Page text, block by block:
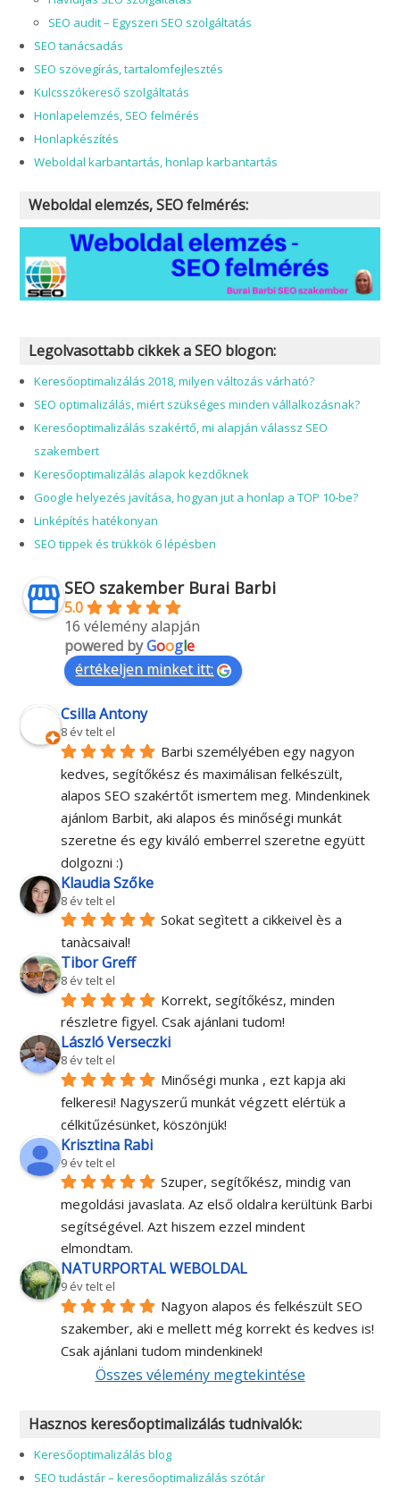
SEO audit – Egyszeri SEO szolgáltatás
SEO tanácsadás
SEO szövegírás, tartalomfejlesztés
Kulcsszókereső szolgáltatás
Honlapelemzés, SEO felmérés
Honlapkészítés
Weboldal karbantartás, honlap karbantartás
Weboldal elemzés, SEO felmérés:
Legolvasottabb cikkek a SEO blogon:
Keresőoptimalizálás 2018, milyen változás várható?
SEO optimalizálás, miért szükséges minden vállalkozásnak?
Keresőoptimalizálás szakértő, mi alapján válassz SEO
szakembert
Keresőoptimalizálás alapok kezdőknek
Google helyezés javítása, hogyan jut a honlap a TOP 10-be?
Linképítés hatékonyan
SEO tippek és trükkök 6 lépésben
SEO szakember Burai Barbi
5.0
16 vélemény alapján
powered byGoogle
értékeljen minket itt:
Csilla Antony
8 év telt el
Barbi személyében egy nagyon
kedves, segítőkész és maximálisan felkészült,
alapos SEO szakértőt ismertem meg. Mindenkinek
ajánlom Barbit, aki alapos és minőségi munkát
szeretne és egy kiváló emberrel szeretne együtt
dolgozni :)
Klaudia Szőke
8 év telt el
Sokat segìtett a cikkeivel ès a
tanàcsaival!
Tibor Greff
8 év telt el
Korrekt, segítőkész, minden
részletre figyel. Csak ajánlani tudom!
László Verseczki
8 év telt el
Minőségi munka , ezt kapja aki
felkeresi! Nagyszerű munkát végzett elértük a
célkitűzésünket, köszönjük!
Krisztina Rabi
9 év telt el
Szuper, segítőkész, mindig van
megoldási javaslata. Az első oldalra kerültünk Barbi
segítségével. Azt hiszem ezzel mindent
elmondtam.
NATURPORTAL WEBOLDAL
9 év telt el
Nagyon alapos és felkészült SEO
szakember, aki e mellett még korrekt és kedves is!
Csak ajánlani tudom mindenkinek!
Összes vélemény megtekintése
Hasznos keresőoptimalizálás tudnivalók:
Keresőoptimalizálás blog
SEO tudástár – keresőoptimalizálás szótár